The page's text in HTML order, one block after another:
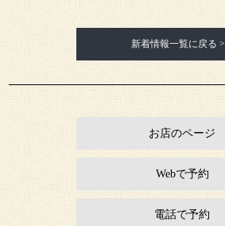
新着情報一覧に戻る >
お店のページ
Webで予約
電話で予約